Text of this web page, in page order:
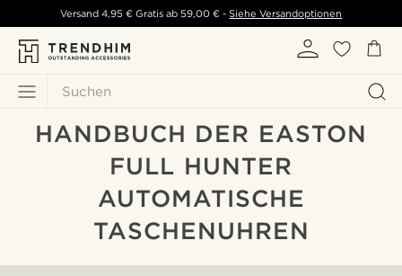
Suchen
Versand 4,95 € Gratis ab 59,00 € - Siehe Versandoptionen
HANDBUCH DER EASTON
FULL HUNTER
AUTOMATISCHE
TASCHENUHREN